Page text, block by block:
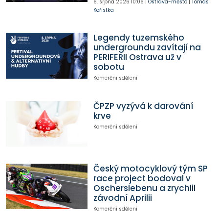
6. srpna 2026 10:06 Ostrava-město|
Tomáš
Kořistka
Legendy tuzemského
undergroundu zavítají na
PERIFERII Ostrava už v
sobotu
Komerční sdělení
ČPZP vyzývá k darování
krve
Komerční sdělení
Český motocyklový tým SP
race project bodoval v
Oscherslebenu a zrychlil
závodní Aprilii
Komerční sdělení